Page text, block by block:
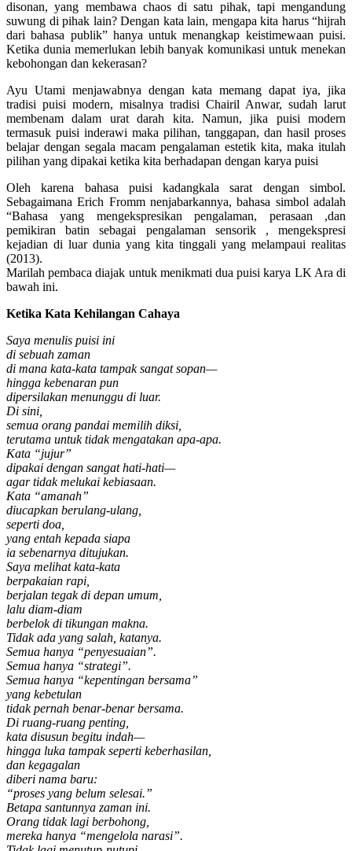
disonan, yang membawa chaos di satu pihak, tapi mengandung
suwung di pihak lain? Dengan kata lain, mengapa kita harus “hijrah
dari bahasa publik” hanya untuk menangkap keistimewaan puisi.
Ketika dunia memerlukan lebih banyak komunikasi untuk menekan
kebohongan dan kekerasan?
Ayu Utami menjawabnya dengan kata memang dapat iya, jika
tradisi puisi modern, misalnya tradisi Chairil Anwar, sudah larut
membenam dalam urat darah kita. Namun, jika puisi modern
termasuk puisi inderawi maka pilihan, tanggapan, dan hasil proses
belajar dengan segala macam pengalaman estetik kita, maka itulah
pilihan yang dipakai ketika kita berhadapan dengan karya puisi
Oleh karena bahasa puisi kadangkala sarat dengan simbol.
Sebagaimana Erich Fromm nenjabarkannya, bahasa simbol adalah
“Bahasa yang mengekspresikan pengalaman, perasaan ,dan
pemikiran batin sebagai pengalaman sensorik , mengekspresi
kejadian di luar dunia yang kita tinggali yang melampaui realitas
(2013).
Marilah pembaca diajak untuk menikmati dua puisi karya LK Ara di
bawah ini.
Ketika Kata Kehilangan Cahaya
Saya menulis puisi ini
di sebuah zaman
di mana kata-kata tampak sangat sopan—
hingga kebenaran pun
dipersilakan menunggu di luar.
Di sini,
semua orang pandai memilih diksi,
terutama untuk tidak mengatakan apa-apa.
Kata “jujur”
dipakai dengan sangat hati-hati—
agar tidak melukai kebiasaan.
Kata “amanah”
diucapkan berulang-ulang,
seperti doa,
yang entah kepada siapa
ia sebenarnya ditujukan.
Saya melihat kata-kata
berpakaian rapi,
berjalan tegak di depan umum,
lalu diam-diam
berbelok di tikungan makna.
Tidak ada yang salah, katanya.
Semua hanya “penyesuaian”.
Semua hanya “strategi”.
Semua hanya “kepentingan bersama”
yang kebetulan
tidak pernah benar-benar bersama.
Di ruang-ruang penting,
kata disusun begitu indah—
hingga luka tampak seperti keberhasilan,
dan kegagalan
diberi nama baru:
“proses yang belum selesai.”
Betapa santunnya zaman ini.
Orang tidak lagi berbohong,
mereka hanya “mengelola narasi”.